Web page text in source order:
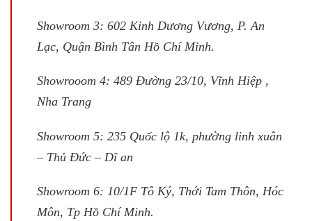
Showroom 3: 602 Kinh Dương Vương, P. An
Lạc, Quận Bình Tân Hồ Chí Minh.
Showrooom 4: 489 Đường 23/10, Vĩnh Hiệp ,
Nha Trang
Showroom 5: 235 Quốc lộ 1k, phường linh xuân
– Thủ Đức – Dĩ an
Showroom 6: 10/1F Tô Ký, Thới Tam Thôn, Hóc
Môn, Tp Hồ Chí Minh.